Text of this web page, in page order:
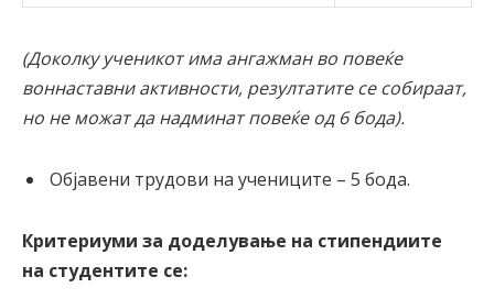
(Доколкуученикотима ангажман во повеќе
воннаставни активности, резултатите се собираат,
но не можат да надминат повеќе од 6 бода).
Објавени трудови на учениците – 5 бода.
Критериуми за доделување на стипендиите
на студентите се: